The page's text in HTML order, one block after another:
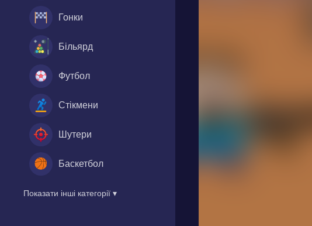
Гонки
Більярд
Футбол
Стікмени
Шутери
Баскетбол
Показати інші категорії ▾